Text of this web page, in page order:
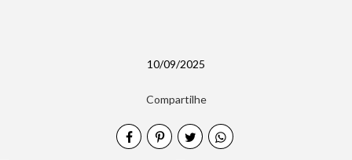
10/09/2025
Compartilhe